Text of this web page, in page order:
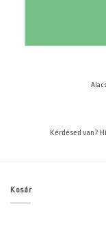
Kérdésed van?
Kosár